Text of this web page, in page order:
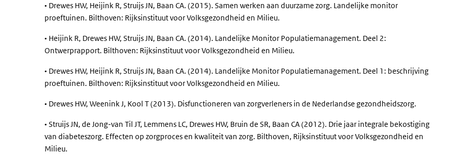
• Drewes HW, Heijink R, Struijs JN, Baan CA. (2015). Samen werken aan duurzame zorg. Landelijke monitor
proeftuinen. Bilthoven: Rijksinstituut voor Volksgezondheid en Milieu.
• Heijink R, Drewes HW, Struijs JN, Baan CA. (2014). Landelijke Monitor Populatiemanagement. Deel 2:
Ontwerprapport. Bilthoven: Rijksinstituut voor Volksgezondheid en Milieu.
• Drewes HW, Heijink R, Struijs JN, Baan CA. (2014). Landelijke Monitor Populatiemanagement. Deel 1: beschrijving
proeftuinen. Bilthoven: Rijksinstituut voor Volksgezondheid en Milieu.
• Drewes HW, Weenink J, Kool T (2013). Disfunctioneren van zorgverleners in de Nederlandse gezondheidszorg.
• Struijs JN, de Jong-van Til JT, Lemmens LC, Drewes HW, Bruin de SR, Baan CA (2012). Drie jaar integrale bekostiging
van diabeteszorg. Effecten op zorgproces en kwaliteit van zorg. Bilthoven, Rijksinstituut voor Volksgezondheid en
Milieu.